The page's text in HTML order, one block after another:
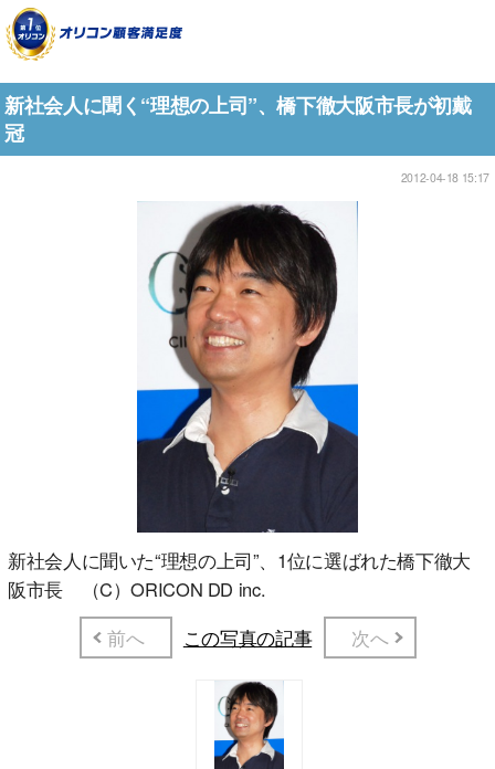
新社会人に聞く“理想の上司”、橋下徹大阪市長が初戴
冠
2012-04-18 15:17
新社会人に聞いた“理想の上司”、1位に選ばれた橋下徹大
阪市長 （C）ORICON DD inc.
前へ
この写真の記事 次へ